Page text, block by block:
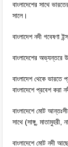
বাংলাদেশের সাথে
সালে।
বাংলাদেশ নদী গবেষণা
বাংলাদেশের অভ্যন্তরে
বাংলাদেশ থেকে ভারতে
বাংলাদেশে প্রবেশ করা
বাংলাদেশে মোট
সাথে (সাঙ্গু, মাতামুহরী,
বাংলাদেশে মোট নদী